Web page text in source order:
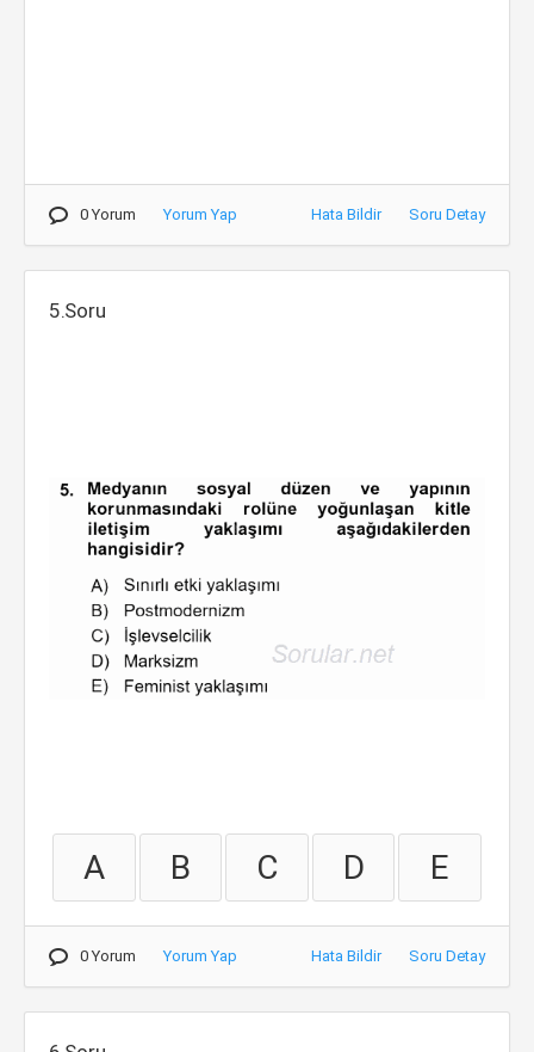
0 Yorum Yorum Yap Hata Bildir Soru Detay
5.Soru
A B C D E
0 Yorum Yorum Yap Hata Bildir Soru Detay